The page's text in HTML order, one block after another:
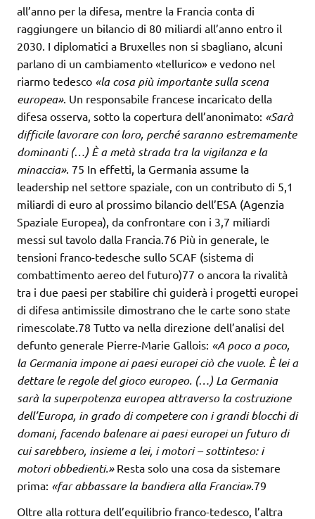
all’anno per la difesa, mentre la Francia conta di
raggiungere un bilancio di 80 miliardi all’anno entro il
2030. I diplomatici a Bruxelles non si sbagliano, alcuni
parlano di un cambiamento «tellurico» e vedono nel
riarmo tedesco «la cosa più importante sulla scena
europea». Un responsabile francese incaricato della
difesa osserva, sotto la copertura dell’anonimato: «Sarà
difficile lavorare con loro, perché saranno estremamente
dominanti (…) È a metà strada tra la vigilanza e la
minaccia». 75 In effetti, la Germania assume la
leadership nel settore spaziale, con un contributo di 5,1
miliardi di euro al prossimo bilancio dell’ESA (Agenzia
Spaziale Europea), da confrontare con i 3,7 miliardi
messi sul tavolo dalla Francia.76 Più in generale, le
tensioni franco-tedesche sullo SCAF (sistema di
combattimento aereo del futuro)77 o ancora la rivalità
tra i due paesi per stabilire chi guiderà i progetti europei
di difesa antimissile dimostrano che le carte sono state
rimescolate.78 Tutto va nella direzione dell’analisi del
defunto generale Pierre-Marie Gallois: «A poco a poco,
la Germania impone ai paesi europei ciò che vuole. È lei a
dettare le regole del gioco europeo. (…) La Germania
sarà la superpotenza europea attraverso la costruzione
dell’Europa, in grado di competere con i grandi blocchi di
domani, facendo balenare ai paesi europei un futuro di
cui sarebbero, insieme a lei, i motori – sottinteso: i
motori obbedienti.» Resta solo una cosa da sistemare
prima: «far abbassare la bandiera alla Francia».79
Oltre alla rottura dell’equilibrio franco-tedesco, l’altra